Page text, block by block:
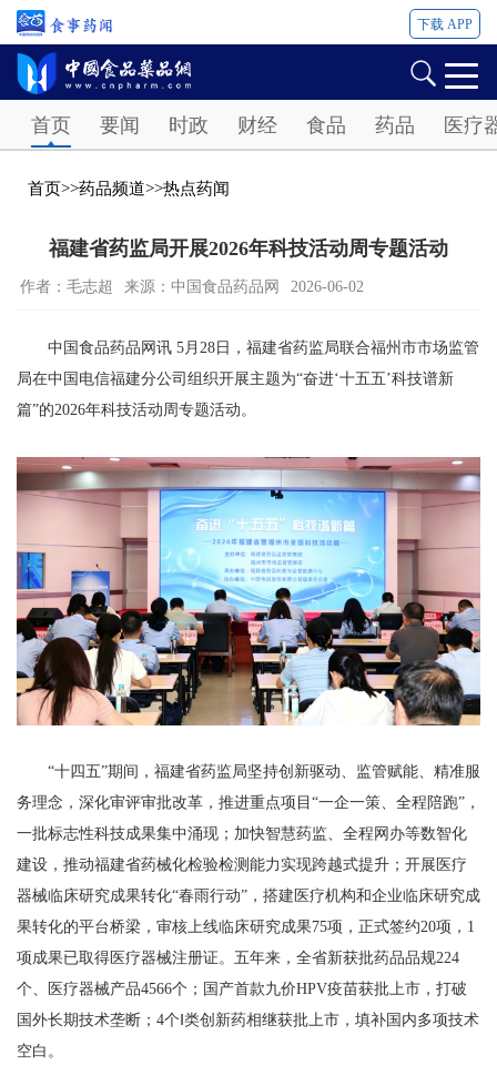
下载 APP
首页 要闻 时政 财经 食品 药品 医疗
首页>>药品频道>>热点药闻
福建省药监局开展2026年科技活动周专题活动
作者：毛志超 来源：中国食品药品网 2026-06-02
中国食品药品网讯 5月28日，福建省药监局联合福州市市场监管
局在中国电信福建分公司组织开展主题为“奋进‘十五五’科技谱新
篇”的2026年科技活动周专题活动。
“十四五”期间，福建省药监局坚持创新驱动、监管赋能、精准服
务理念，深化审评审批改革，推进重点项目“一企一策、全程陪跑”，
一批标志性科技成果集中涌现；加快智慧药监、全程网办等数智化
建设，推动福建省药械化检验检测能力实现跨越式提升；开展医疗
器械临床研究成果转化“春雨行动”，搭建医疗机构和企业临床研究成
果转化的平台桥梁，审核上线临床研究成果75项，正式签约20项，1
项成果已取得医疗器械注册证。五年来，全省新获批药品品规224
个、医疗器械产品4566个；国产首款九价HPV疫苗获批上市，打破
国外长期技术垄断；4个Ⅰ类创新药相继获批上市，填补国内多项技术
空白。